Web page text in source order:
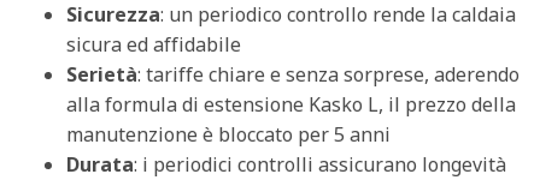
Sicurezza: un periodico controllo rende la caldaia
sicura ed affidabile
Serietà: tariffe chiare e senza sorprese, aderendo
alla formula di estensione Kasko L, il prezzo della
manutenzione è bloccato per 5 anni
Durata: i periodici controlli assicurano longevità